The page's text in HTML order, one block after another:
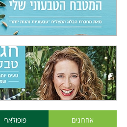
אחרונים פופולארי